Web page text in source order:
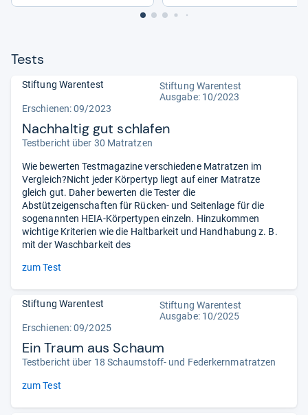
Tests
Stiftung Warentest
Stiftung Warentest
Ausgabe: 10/2023
Erschienen: 09/2023
Nachhaltig gut schlafen
Testbericht über 30 Matratzen
Wie bewerten Testmagazine verschiedene Matratzen im
Vergleich?Nicht jeder Körpertyp liegt auf einer Matratze
gleich gut. Daher bewerten die Tester die
Abstützeigenschaften für Rücken- und Seitenlage für die
sogenannten HEIA-Körpertypen einzeln. Hinzukommen
wichtige Kriterien wie die Haltbarkeit und Handhabung z. B.
mit der Waschbarkeit des
zum Test
Stiftung Warentest
Stiftung Warentest
Ausgabe: 10/2025
Erschienen: 09/2025
Ein Traum aus Schaum
Testbericht über 18 Schaumstoff- und Federkernmatratzen
zum Test